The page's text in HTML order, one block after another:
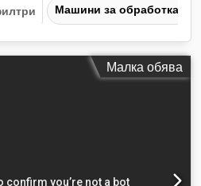
Машини за обработка на
Малка обява